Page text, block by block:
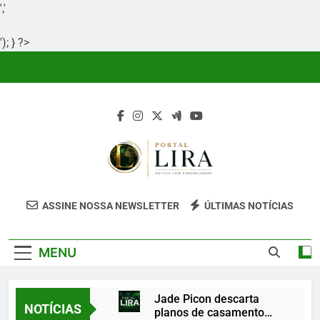
','
'); } ?>
Portal Lira
Portal Lira É Um Site Informativo
Clareza, Responsabilidade E Uma Boa
ASSINE NOSSA NEWSLETTER ÚLTIMAS NOTÍCIAS
MENU
NOTÍCIAS
Jade Picon descarta
planos de casamento